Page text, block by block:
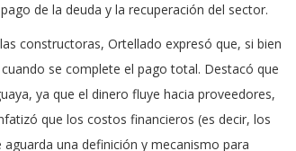
de la deuda y la recuperación del sector.
constructoras, Ortellado expresó que, si bien
se complete el pago total. Destacó que
ya que el dinero fluye hacia proveedores,
que los costos financieros (es decir, los
una definición y mecanismo para